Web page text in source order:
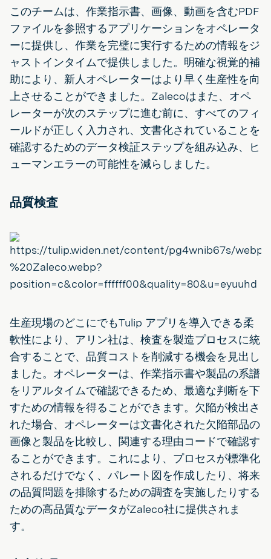
このチームは、作業指示書、画像、動画を含むPDF
ファイルを参照するアプリケーションをオペレータ
ーに提供し、作業を完璧に実行するための情報をジ
ャストインタイムで提供しました。明確な視覚的補
助により、新人オペレーターはより早く生産性を向
上させることができました。Zalecoはまた、オペ
レーターが次のステップに進む前に、すべてのフィ
ールドが正しく入力され、文書化されていることを
確認するためのデータ検証ステップを組み込み、ヒ
ューマンエラーの可能性を減らしました。
品質検査
生産現場のどこにでもTulip アプリを導入できる柔
軟性により、アリン社は、検査を製造プロセスに統
合することで、品質コストを削減する機会を見出し
ました。オペレーターは、作業指示書や製品の系譜
をリアルタイムで確認できるため、最適な判断を下
すための情報を得ることができます。欠陥が検出さ
れた場合、オペレーターは文書化された欠陥部品の
画像と製品を比較し、関連する理由コードで確認す
ることができます。これにより、プロセスが標準化
されるだけでなく、パレート図を作成したり、将来
の品質問題を排除するための調査を実施したりする
ための高品質なデータがZaleco社に提供されま
す。